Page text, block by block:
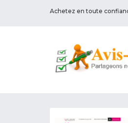
Achetez en toute